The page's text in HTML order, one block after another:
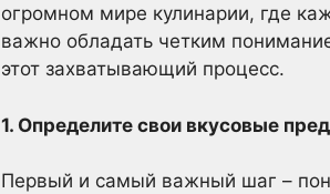
огромном мире кулинарии, где
важно обладать четким
этот захватывающий процесс.
1. Определите свои вкусовые
Первый и самый важный шаг –